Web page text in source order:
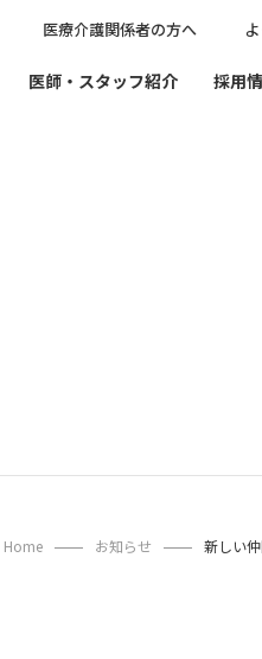
医療介護関係者の方へ
医師・スタッフ紹介 採用
Home お知らせ 新しい